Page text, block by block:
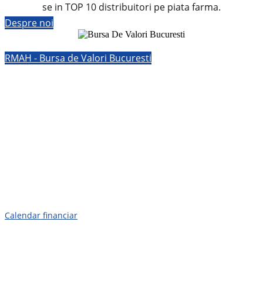
se in TOP 10 distribuitori pe piata farma.
Despre noi
RMAH - Bursa de Valori Bucuresti
Calendar financiar